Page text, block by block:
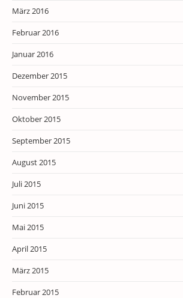
März 2016
Februar 2016
Januar 2016
Dezember 2015
November 2015
Oktober 2015
September 2015
August 2015
Juli 2015
Juni 2015
Mai 2015
April 2015
März 2015
Februar 2015